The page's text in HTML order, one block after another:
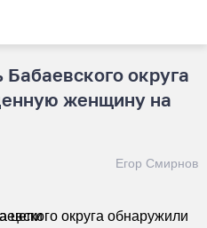
округа
женщину на
Егор Смирнов